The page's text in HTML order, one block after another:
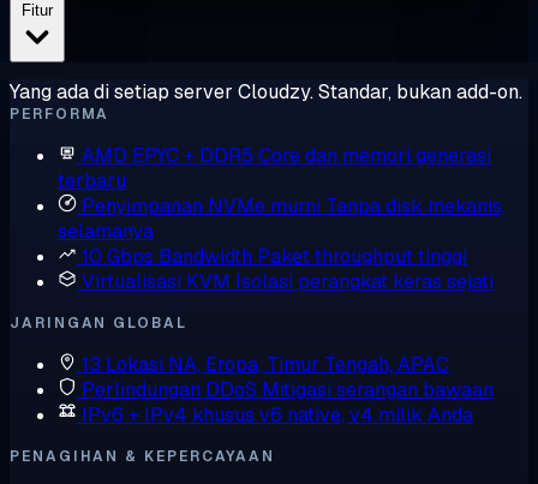
Fitur
Yang ada di setiap server Cloudzy. Standar, bukan add-on.
PERFORMA
AMD EPYC + DDR5 Core dan memori generasi
terbaru
Penyimpanan NVMe murni Tanpa disk mekanis,
selamanya
10 Gbps Bandwidth Paket throughput tinggi
Virtualisasi KVM Isolasi perangkat keras sejati
JARINGAN GLOBAL
13 Lokasi NA, Eropa, Timur Tengah, APAC
Perlindungan DDoS Mitigasi serangan bawaan
IPv6 + IPv4 khusus v6 native, v4 milik Anda
PENAGIHAN & KEPERCAYAAN